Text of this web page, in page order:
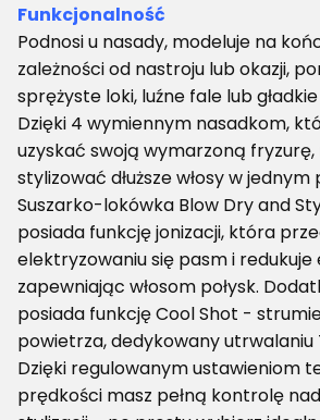
Funkcjonalność
Podnosi u nasady, modeluje na
zależności od nastroju lub okazji,
sprężyste loki, luźne fale lub
Dzięki 4 wymiennym nasadkom,
uzyskać swoją wymarzoną fryzurę,
stylizować dłuższe włosy w
Suszarko-lokówka Blow Dry and
posiada funkcję jonizacji, która
elektryzowaniu się pasm i redukuje
zapewniając włosom połysk.
posiada funkcję Cool Shot -
powietrza, dedykowany utrwalaniu
Dzięki regulowanym ustawieniom
prędkości masz pełną kontrolę